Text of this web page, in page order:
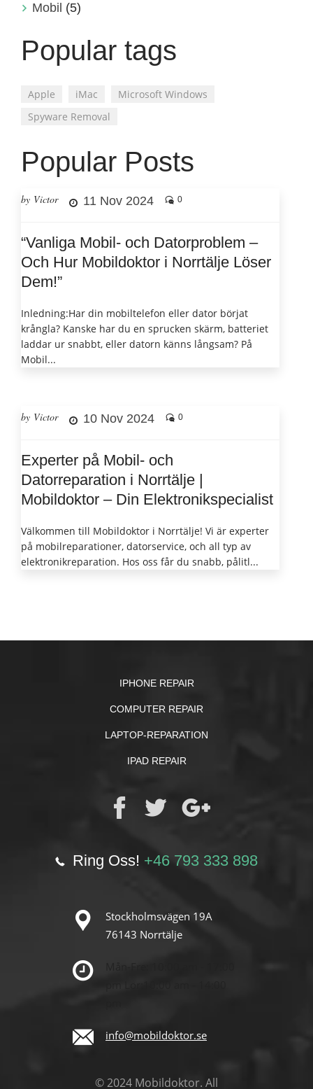
Mobil (5)
Popular tags
Apple iMac
Microsoft Windows
Spyware Removal
Popular Posts
by Victor 11 Nov 2024 0
“Vanliga Mobil- och Datorproblem –
Och Hur Mobildoktor i Norrtälje Löser
Dem!”
Inledning:Har din mobiltelefon eller dator börjat
krångla? Kanske har du en sprucken skärm, batteriet
laddar ur snabbt, eller datorn känns långsam? På
Mobil...
by Victor 10 Nov 2024 0
Experter på Mobil- och
Datorreparation i Norrtälje |
Mobildoktor – Din Elektronikspecialist
Välkommen till Mobildoktor i Norrtälje! Vi är experter
på mobilreparationer, datorservice, och all typ av
elektronikreparation. Hos oss får du snabb, pålitl...
IPHONE REPAIR
COMPUTER REPAIR
LAPTOP-REPARATION
IPAD REPAIR
Ring Oss! +46 793 333 898
Stockholmsvägen 19A
76143 Norrtälje
info@mobildoktor.se
© 2024 Mobildoktor. All